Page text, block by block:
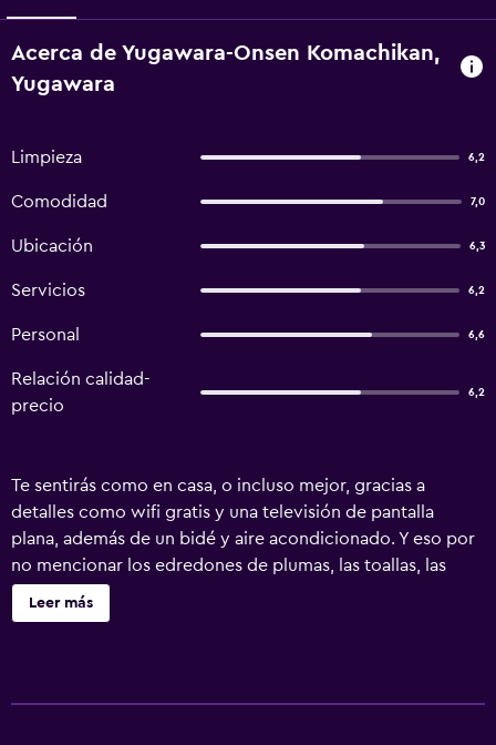
Acerca de Yugawara-Onsen Komachikan,
Yugawara
Limpieza 6,2
Comodidad 7,0
Ubicación 6,3
Servicios 6,2
Personal 6,6
Relación calidad-
precio
6,2
Te sentirás como en casa, o incluso mejor, gracias a
detalles como wifi gratis y una televisión de pantalla
plana, además de un bidé y aire acondicionado. Y eso por
no mencionar los edredones de plumas, las toallas, las
zapatillas y las zapatillas infantiles.
Leer más